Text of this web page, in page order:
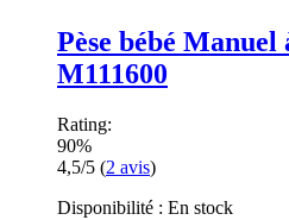
Pèse bébé
M111600
Rating:
90%
4,5/5 (2 avis)
Disponibilité : En stock